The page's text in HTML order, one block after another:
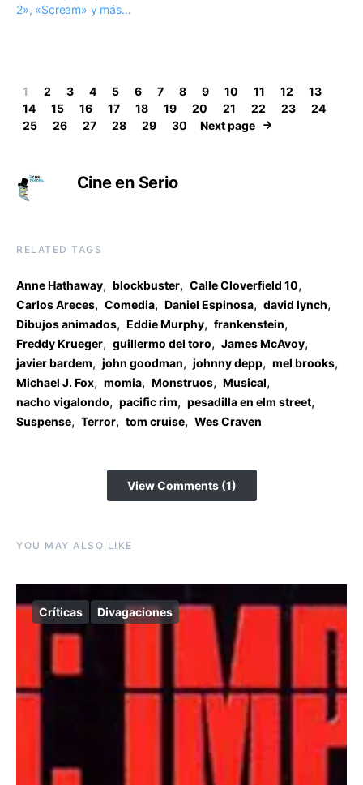
2», «Scream» y más…
1 2 3 4 5 6 7 8 9 10 11 12
13
14
15 16 17 18 19 20 21 22 23
24
25
26 27 28 29 30 Next page
Cine en Serio
RELATED TAGS
Anne Hathaway, blockbuster, Calle Cloverfield 10,
Carlos Areces, Comedia, Daniel Espinosa, david lynch,
Dibujos animados, Eddie Murphy, frankenstein,
Freddy Krueger, guillermo del toro, James McAvoy,
javier bardem, john goodman, johnny depp, mel brooks,
Michael J. Fox, momia, Monstruos, Musical,
nacho vigalondo, pacific rim, pesadilla en elm street,
Suspense, Terror, tom cruise, Wes Craven
View Comments (1)
YOU MAY ALSO LIKE
Críticas Divagaciones